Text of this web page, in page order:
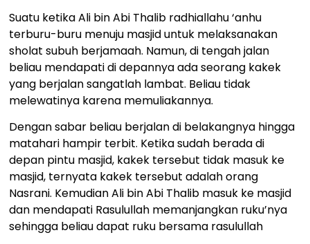
Suatu ketika Ali bin Abi Thalib radhiallahu ‘anhu
terburu-buru menuju masjid untuk melaksanakan
sholat subuh berjamaah. Namun, di tengah jalan
beliau mendapati di depannya ada seorang kakek
yang berjalan sangatlah lambat. Beliau tidak
melewatinya karena memuliakannya.
Dengan sabar beliau berjalan di belakangnya hingga
matahari hampir terbit. Ketika sudah berada di
depan pintu masjid, kakek tersebut tidak masuk ke
masjid, ternyata kakek tersebut adalah orang
Nasrani. Kemudian Ali bin Abi Thalib masuk ke masjid
dan mendapati Rasulullah memanjangkan ruku’nya
sehingga beliau dapat ruku bersama rasulullah